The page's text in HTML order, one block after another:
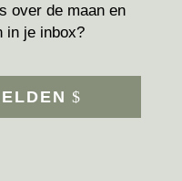
over de maan en
in je inbox?